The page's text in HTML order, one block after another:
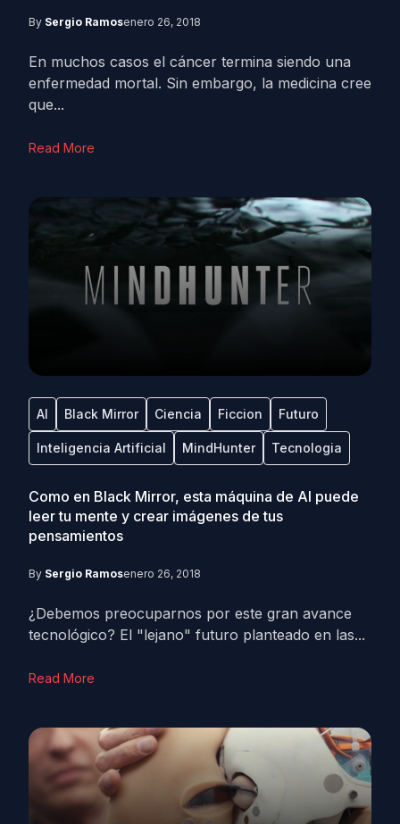
By Sergio Ramosenero 26, 2018
En muchos casos el cáncer termina siendo una
enfermedad mortal. Sin embargo, la medicina cree
que...
Read More
AI Black Mirror Ciencia Ficcion Futuro
Inteligencia Artificial MindHunter Tecnologia
Como en Black Mirror, esta máquina de AI puede
leer tu mente y crear imágenes de tus
pensamientos
By Sergio Ramosenero 26, 2018
¿Debemos preocuparnos por este gran avance
tecnológico? El "lejano" futuro planteado en las...
Read More